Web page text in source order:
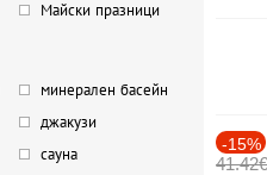
Майски празници
минерален басейн
джакузи
сауна
-15%
41.42€